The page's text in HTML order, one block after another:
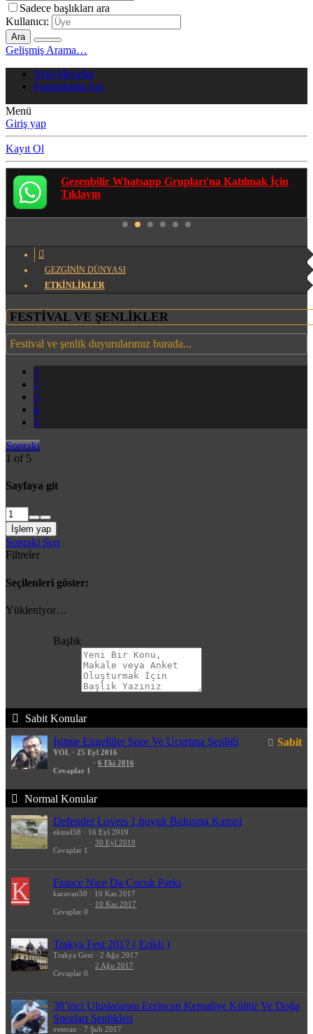
Sadece başlıkları ara
Kullanıcı:
Ara
Gelişmiş Arama…
Yeni Mesajlar
Forumlarda Ara
Menü
Giriş yap
Kayıt Ol
Gezenbilir Whatsapp Grupları'na Katılmak İçin
Tıklayın
GEZGİNİN DÜNYASI
ETKİNLİKLER
FESTİVAL VE ŞENLİKLER
Festival ve şenlik duyurularımız burada...
1
2
3
4
5
Sonraki
1 of 5
Sayfaya git
İşlem yap
Sonraki Son
Filtreler
Seçilenleri göster:
Yükleniyor…
Başlık
Sabit Konular
Sabit
Işitme Engelliler Spor Ve Uçurtma Şenliği
YOL 25 Eyl 2016
Cevaplar 1
6 Eki 2016
Normal Konular
Defender Lovers 1.buyuk Bulusma Kampi
ekmel58 16 Eyl 2019
Cevaplar 1
30 Eyl 2019
K France Nice Da Cocuk Parkı
karavan50 10 Kas 2017
Cevaplar 0
10 Kas 2017
Trakya Fest 2017 ( Erikli )
Trakya Gezi 2 Ağu 2017
Cevaplar 0
2 Ağu 2017
38’inci Uluslararası Erzincan Kemaliye Kültür Ve Doğa
Sporları Şenlikleri
veteran 7 Şub 2017